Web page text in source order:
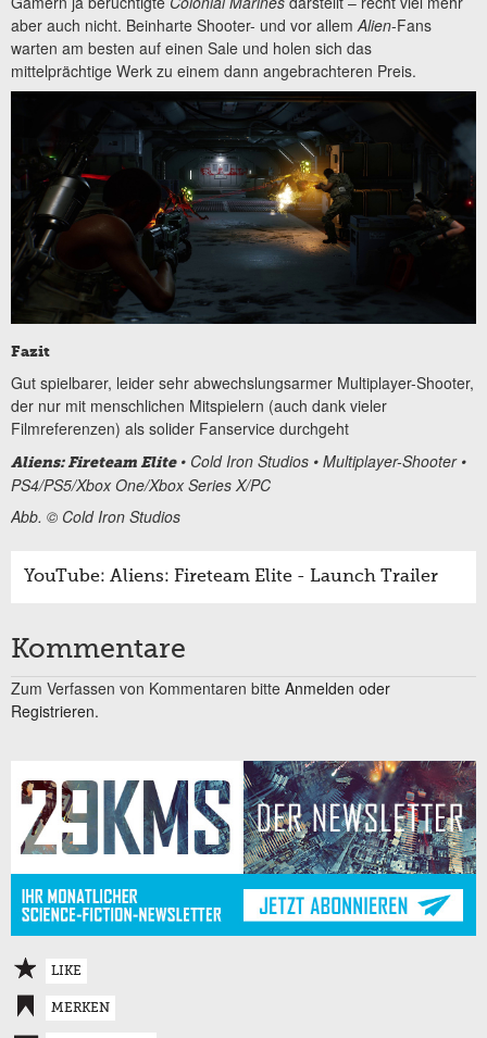
aber auch nicht. Beinharte Shooter- und vor allemAlien-Fans
warten am besten auf einen Sale und holen sich das
mittelprächtige Werk zu einem dann angebrachteren Preis.
Fazit
Gut spielbarer, leider sehr abwechslungsarmer Multiplayer-Shooter,
der nur mit menschlichen Mitspielern (auch dank vieler
Filmreferenzen) als solider Fanservice durchgeht
Aliens: Fireteam Elite• Cold Iron Studios • Multiplayer-Shooter •
PS4/PS5/Xbox One/Xbox Series X/PC
Abb. © Cold Iron Studios
YouTube: Aliens: Fireteam Elite - Launch Trailer
Kommentare
Zum Verfassen von Kommentaren bitte Anmelden oder
Registrieren.
LIKE
MERKEN